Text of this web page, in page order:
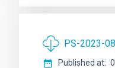
PS-2023-
Published at